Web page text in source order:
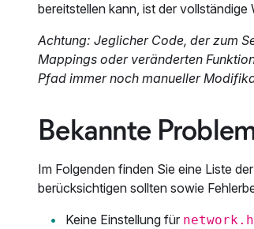
bereitstellen kann, ist der
Achtung: Jeglicher Code, der zum
Mappings oder veränderten
Pfad immer noch manueller
Bekannte
Im Folgenden finden Sie eine Liste
berücksichtigen sollten sowie
Keine Einstellung für